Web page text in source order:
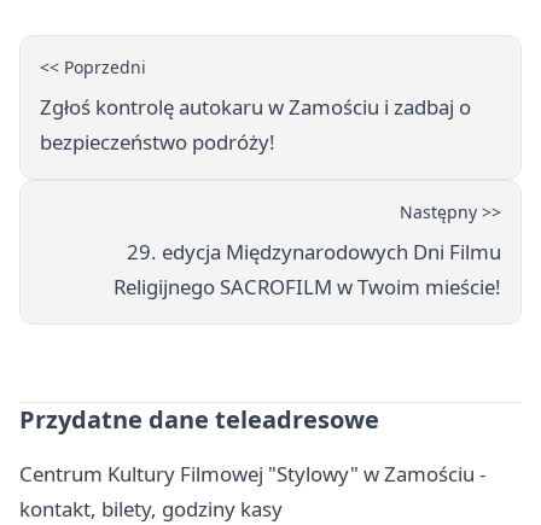
<< Poprzedni
Zgłoś kontrolę autokaru w Zamościu i zadbaj o
bezpieczeństwo podróży!
Następny >>
29. edycja Międzynarodowych Dni Filmu
Religijnego SACROFILM w Twoim mieście!
Przydatne dane teleadresowe
Centrum Kultury Filmowej "Stylowy" w Zamościu -
kontakt, bilety, godziny kasy